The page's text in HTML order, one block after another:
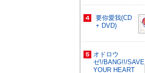
要你愛我(CD
+ DVD)
オドロウ
ゼ!/BANG!!/SAVE
YOUR HEART